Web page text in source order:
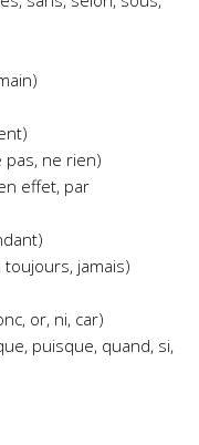
pas, ne rien)
effet, par
jamais)
or, ni, car)
puisque, quand, si,